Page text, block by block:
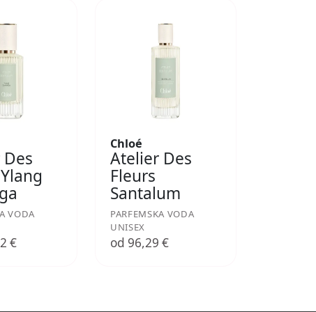
VODA
€
Chloé
Atelier Des
Fleurs
Santalum
PARFEMSKA VODA
UNISEX
od 96,29 €